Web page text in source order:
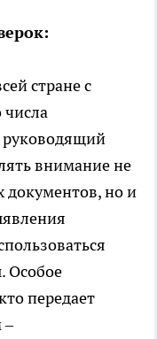
стране с
внимание не
но и
Особое
передает
–